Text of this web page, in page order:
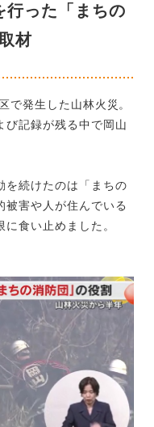
行った「まちの
材
で発生した山林火災。
び記録が残る中で岡山
を続けたのは「まちの
被害や人が住んでいる
食い止めました。